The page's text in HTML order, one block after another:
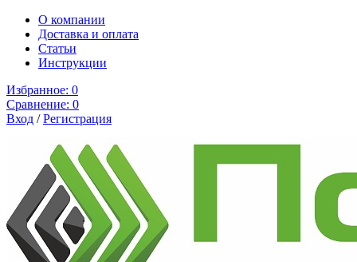
О компании
Доставка и оплата
Cтатьи
Инструкции
Избранное: 0
Сравнение: 0
Вход /Регистрация